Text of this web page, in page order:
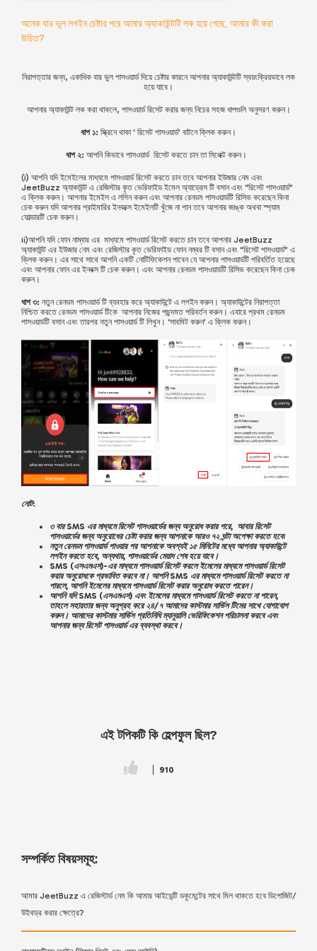
অনেক বার ভুল লগইন চেষ্টার পরে আমার অ্যাকাউন্টটি লক হয়ে গেছে, আমার কী করা
উচিত?
নিরাপত্তার জন্য, একাধিক বার ভুল পাসওয়ার্ড দিয়ে চেষ্টার কারনে আপনার অ্যাকাউন্টটি স্বয়ংক্রিয়ভাবে লক
হয়ে যাবে।
আপনার অ্যাকাউন্ট লক করা থাকলে, পাসওয়ার্ড রিসেট করার জন্য নিচের সহজ ধাপগুলি অনুসরণ করুন।
ধাপ ১: স্ক্রিনে থাকা ‘ রিসেট পাসওয়ার্ড’ বাটনে ক্লিক করুন।
ধাপ ২: আপনি কিভাবে পাসওয়ার্ড রিসেট করতে চান তা সিলেক্ট করুন।
(i) আপনি যদি ইমেইলের মাধ্যমে পাসওয়ার্ড রিসেট করতে চান তবে আপনার ইউজার নেম এবং
JeetBuzz অ্যাকাউন্ট এ রেজিস্টার কৃত ভেরিফাইড ইমেল অ্যাড্রেস টি বসান এবং “রিসেট পাসওয়ার্ড”
এ ক্লিক করুন। আপনার ইমেইল এ লগিন করুন এবং আপনার রেনডম পাসওয়ার্ডটি রিসিভ করেছেন কিনা
চেক করুন যদি আপনার প্রাইমারির ইনবক্সে ইমেইলটি খুঁজে না পান তবে আপনার জাঙ্ক অথবা স্প্যাম
ফোল্ডারটি চেক করুন।
ii)আপনি যদি ফোন নাম্বার এর মাধ্যমে পাসওয়ার্ড রিসেট করতে চান তবে আপনার JeetBuzz
অ্যাকাউন্ট এর ইউজার নেম এবং রেজিস্টার কৃত ভেরিফাইড ফোন নম্বর টি বসান এবং “রিসেট পাসওয়ার্ড” এ
ক্লিক করুন। এর সাথে সাথে আপনি একটি নোটিফিকেশন পাবেন যে আপনার পাসওয়ার্ডটি পরিবর্তিত হয়েছে
এবং আপনার ফোন এর ইনবক্স টি চেক করুন। এবং আপনার রেনডম পাসওয়ার্ডটি রিসিভ করেছেন কিনা চেক
করুন।
ধাপ ৩: নতুন রেনডম পাসওয়ার্ড টি ব্যবহার করে অ্যাকাউন্টে এ লগইন করুন। অ্যাকাউন্টের নিরাপত্তা
নিশ্চিত করতে রেনডম পাসওয়ার্ড টিকে আপনার নিজের পছন্দমত পরিবর্তন করুন। এবারে প্রথম রেনডম
পাসওয়ার্ডটি বসান এবং তারপর নতুন পাসওয়ার্ড টি লিখুন। ‘সাবমিট করুন’ এ ক্লিক করুন।
নোট:
৩ বার SMS এর মাধ্যমে রিসেট পাসওয়ার্ডের জন্য অনুরোধ করার পরে, আবার রিসেট
পাসওয়ার্ডের জন্য অনুরোধের চেষ্টা করার জন্য আপনাকে আরও ৭২ ঘন্টা অপেক্ষা করতে হবে৷
নতুন রেনডম পাসওয়ার্ড পাওয়ার পর আপনাকে অবশ্যই ১৫ মিনিটের মধ্যে আপনার অ্যাকাউন্টে
লগইন করতে হবে, অন্যথায়, পাসওয়ার্ডের মেয়াদ শেষ হয়ে যাবে।
SMS (এসএমএস)-এর মাধ্যমে পাসওয়ার্ড রিসেট করলে ইমেলের মাধ্যমে পাসওয়ার্ড রিসেট
করার অনুরোধকে প্রভাবিত করবে না। আপনি SMS এর মাধ্যমে পাসওয়ার্ড রিসেট করতে না
পারলে, আপনি ইমেলের মাধ্যমে পাসওয়ার্ড রিসেট করার অনুরোধ করতে পারেন।
আপনি যদি SMS (এসএমএস) এবং ইমেলের মাধ্যমে পাসওয়ার্ড রিসেট করতে না পারেন,
তাহলেসহায়তার জন্য অনুগ্রহ করে ২৪/৭ আমাদের কাস্টমার সার্ভিস টিমের সাথে যোগাযোগ
করুন। আমাদের কাস্টমার সার্ভিস প্রতিনিধি ম্যানুয়ালি ভেরিফিকেশন পরিচালনা করবে এবং
আপনার জন্য রিসেট পাসওয়ার্ড এর ব্যবস্থা করবে।
এই টপিকটি কি হেল্পফুল ছিল?
910
সম্পর্কিত বিষয়সমূহ:
আমার JeetBuzz এ রেজিস্টার্ড নেম কি আমার আইডেন্টি ডকুমেন্টের সাথে মিল থাকতে হবে ডিপোজিট/
উইথড্র করার ক্ষেত্রে?